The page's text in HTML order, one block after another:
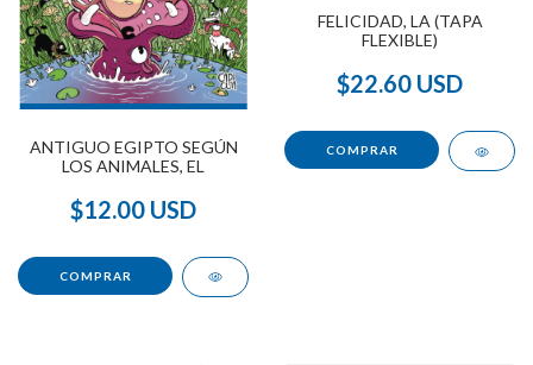
ANTIGUO EGIPTO SEGÚN
LOS ANIMALES, EL
$12.00 USD
FELICIDAD, LA (TAPA
FLEXIBLE)
$22.60 USD